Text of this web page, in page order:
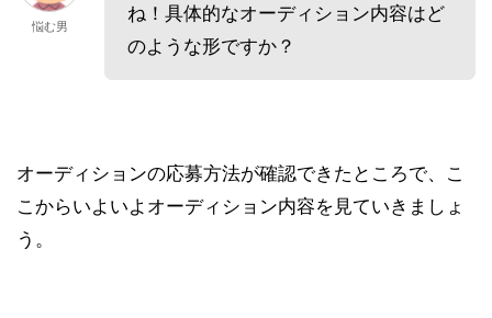
悩む男
ね！具体的なオーディション内容はど
のような形ですか？
オーディションの応募方法が確認できたところで、こ
こからいよいよオーディション内容を見ていきましょ
う。